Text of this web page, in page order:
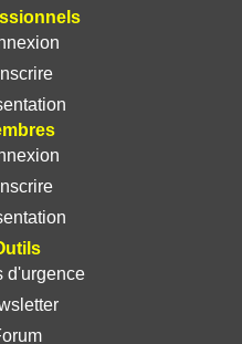
d'urgence